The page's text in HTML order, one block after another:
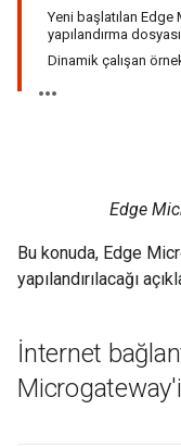
Yeni başlatılan Edge
yapılandırma dosyası
Dinamik çalışan
Edge
Bu konuda, Edge
yapılandırılacağı
İnternet